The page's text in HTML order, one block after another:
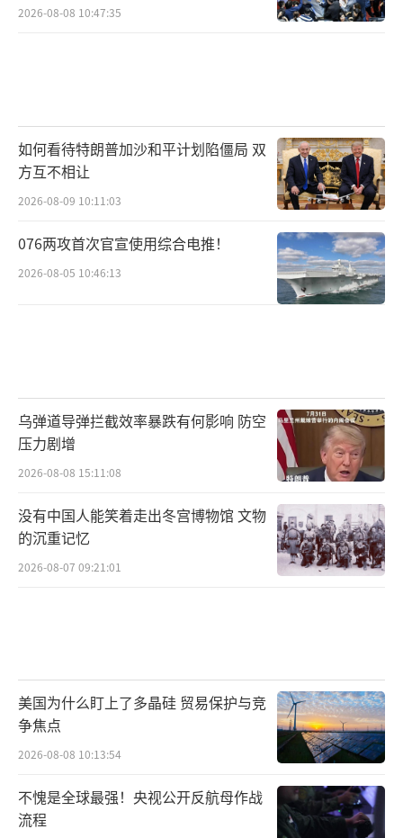
2026-08-08 10:47:35
如何看待特朗普加沙和平计划陷僵局 双
方互不相让
2026-08-09 10:11:03
076两攻首次官宣使用综合电推！
2026-08-05 10:46:13
乌弹道导弹拦截效率暴跌有何影响 防空
压力剧增
2026-08-08 15:11:08
没有中国人能笑着走出冬宫博物馆 文物
的沉重记忆
2026-08-07 09:21:01
美国为什么盯上了多晶硅 贸易保护与竞
争焦点
2026-08-08 10:13:54
不愧是全球最强！央视公开反航母作战
流程